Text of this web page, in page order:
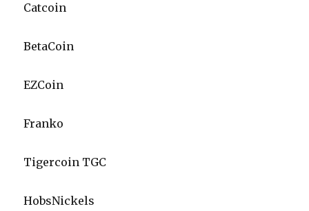
Catcoin
BetaCoin
EZCoin
Franko
Tigercoin TGC
HobsNickels